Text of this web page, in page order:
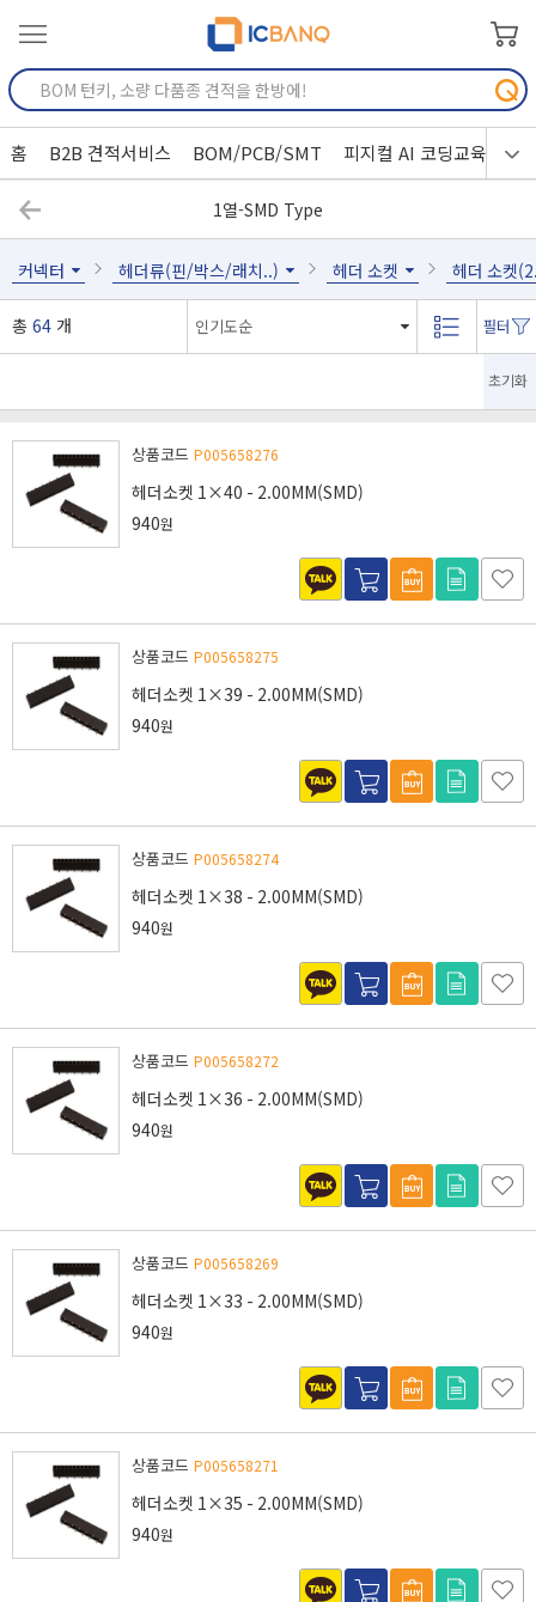
홈 B2B 견적서비스 BOM/PCB/SMT 피지컬 AI 코딩교육
1열-SMD Type
커넥터 헤더류(핀/박스/래치..) 헤더 소켓 헤더 소켓
총 64 개
초기화
상품코드 P005658276
헤더소켓 1×40 - 2.00MM(SMD)
940원
상품코드 P005658275
헤더소켓 1×39 - 2.00MM(SMD)
940원
상품코드 P005658274
헤더소켓 1×38 - 2.00MM(SMD)
940원
상품코드 P005658272
헤더소켓 1×36 - 2.00MM(SMD)
940원
상품코드 P005658269
헤더소켓 1×33 - 2.00MM(SMD)
940원
상품코드 P005658271
헤더소켓 1×35 - 2.00MM(SMD)
940원